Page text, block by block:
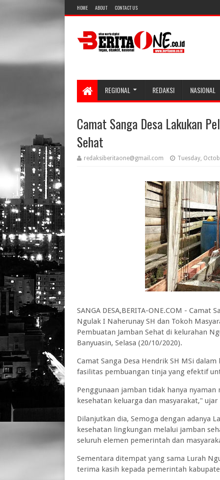
HOME ABOUT CONTACT US
REGIONAL REDAKSI NASIONAL
Camat Sanga Desa Lakukan
Sehat
redaksiberitaone@gmail.com Tuesday,
SANGA DESA,BERITA-ONE.COM -
Ngulak I Naherunay SH dan Tokoh
Pembuatan Jamban Sehat di kelurahan
Banyuasin, Selasa (20/10/2020).
Camat Sanga Desa Hendrik SH MSi
fasilitas pembuangan tinja yang efektif
Penggunaan jamban tidak hanya
kesehatan keluarga dan masyarakat," ujar
Dilanjutkan dia, Semoga dengan adanya
kesehatan lingkungan melalui jamban
seluruh elemen pemerintah dan
Sementara ditempat yang sama Lurah
terima kasih kepada pemerintah